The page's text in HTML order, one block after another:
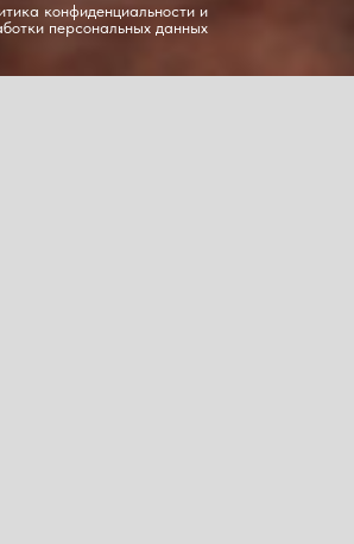
конфиденциальности и
персональных данных